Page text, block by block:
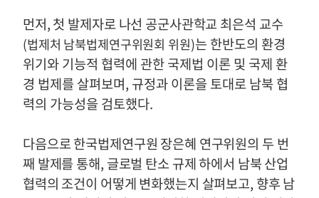
먼저,첫 발제자로 나선 공군사관학교 최은석 교수
(법제처 남북법제연구위원회 위원)는 한반도의 환경
위기와 기능적 협력에 관한 국제법 이론 및 국제 환
경 법제를 살펴보며, 규정과 이론을 토대로 남북 협
력의 가능성을 검토했다.
다음으로 한국법제연구원 장은혜 연구위원의 두 번
째 발제를 통해, 글로벌 탄소 규제 하에서 남북 산업
협력의 조건이 어떻게 변화했는지 살펴보고, 향후 남